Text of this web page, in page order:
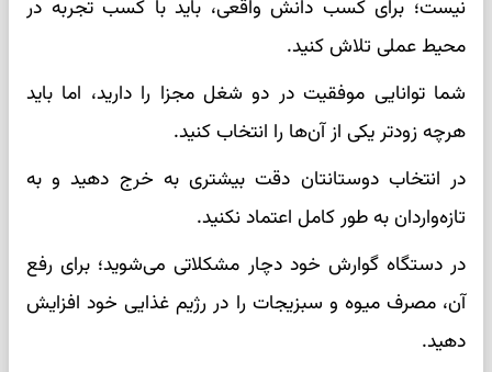
نیست؛ برای کسب دانش واقعی، باید با کسب تجربه در
محیط عملی تلاش کنید.
شما توانایی موفقیت در دو شغل مجزا را دارید، اما باید
هرچه زودتر یکی از آن‌ها را انتخاب کنید.
در انتخاب دوستانتان دقت بیشتری به خرج دهید و به
تازه‌واردان به طور کامل اعتماد نکنید.
در دستگاه گوارش خود دچار مشکلاتی می‌شوید؛ برای رفع
آن، مصرف میوه و سبزیجات را در رژیم غذایی خود افزایش
دهید.